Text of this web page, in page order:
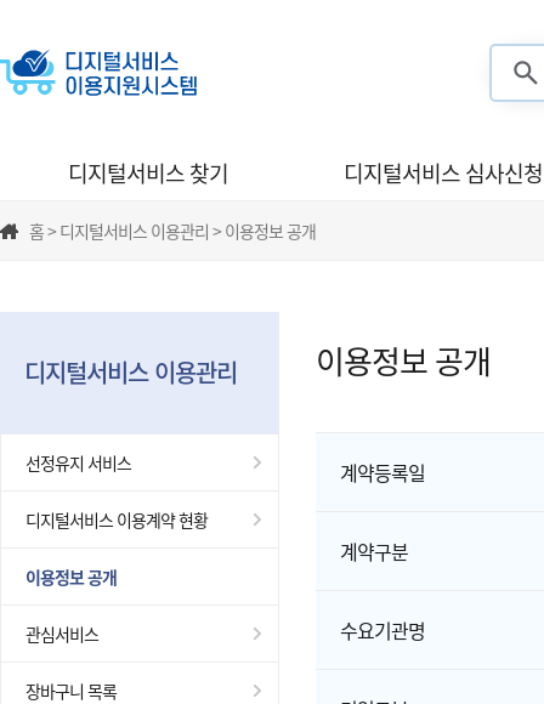
디지털서비스 찾기 디지털서비스 심사신청
홈 > 디지털서비스 이용관리 > 이용정보 공개
디지털서비스 이용관리
선정유지 서비스
디지털서비스 이용계약 현황
이용정보 공개
관심서비스
장바구니 목록
이용정보 공개
계약등록일
계약구분
수요기관명